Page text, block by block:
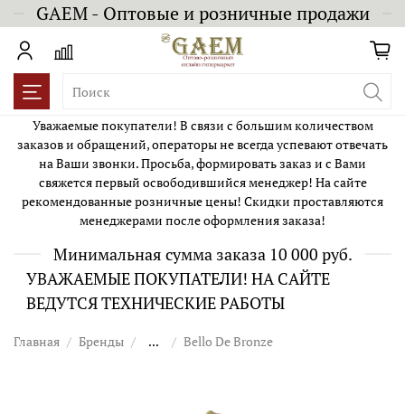
GAEM - Оптовые и розничные продажи
Уважаемые покупатели! В связи с большим количеством
заказов и обращений, операторы не всегда успевают отвечать
на Ваши звонки. Просьба, формировать заказ и с Вами
свяжется первый освободившийся менеджер! На сайте
рекомендованные розничные цены! Скидки проставляются
менеджерами после оформления заказа!
Минимальная сумма заказа 10 000 руб.
УВАЖАЕМЫЕ ПОКУПАТЕЛИ! НА САЙТЕ
ВЕДУТСЯ ТЕХНИЧЕСКИЕ РАБОТЫ
Главная Бренды ... Bello De Bronze